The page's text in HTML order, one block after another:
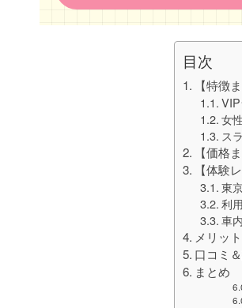
目次
【特徴
女
ス
【価格
【体験
東
利
車
メリッ
口コミ
まとめ